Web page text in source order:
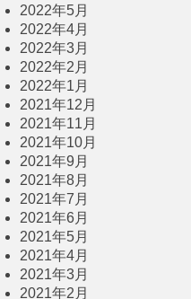
2022年5月
2022年4月
2022年3月
2022年2月
2022年1月
2021年12月
2021年11月
2021年10月
2021年9月
2021年8月
2021年7月
2021年6月
2021年5月
2021年4月
2021年3月
2021年2月